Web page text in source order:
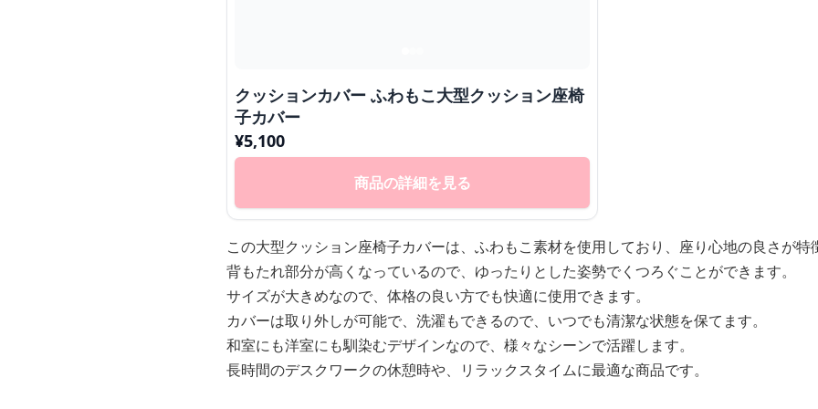
クッションカバー ふわもこ大型クッション座椅
子カバー
¥5,100
商品の詳細を見る
この大型クッション座椅子カバーは、ふわもこ素材を使用しており、座り心地の良さが特
背もたれ部分が高くなっているので、ゆったりとした姿勢でくつろぐことができます。
サイズが大きめなので、体格の良い方でも快適に使用できます。
カバーは取り外しが可能で、洗濯もできるので、いつでも清潔な状態を保てます。
和室にも洋室にも馴染むデザインなので、様々なシーンで活躍します。
長時間のデスクワークの休憩時や、リラックスタイムに最適な商品です。